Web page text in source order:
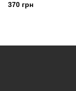
370 грн